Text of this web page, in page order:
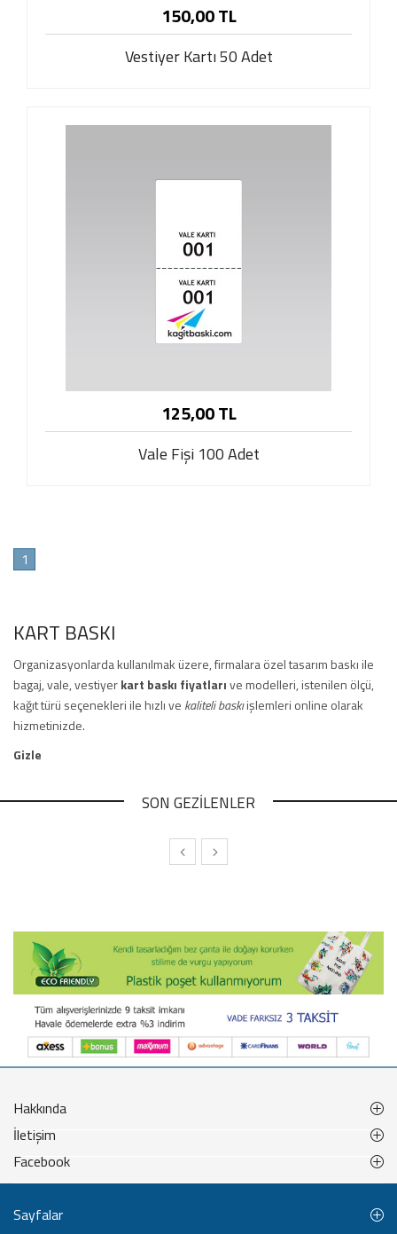
150,00 TL
Vestiyer Kartı 50 Adet
125,00 TL
Vale Fişi 100 Adet
1
KART BASKI
Organizasyonlarda kullanılmak üzere, firmalara özel tasarım baskı ile
bagaj, vale, vestiyerkart baskı fiyatlarıve modelleri, istenilen ölçü,
kağıt türü seçenekleri ile hızlı ve kaliteli baskıişlemleri online olarak
hizmetinizde.
Gizle
SON GEZİLENLER
Hakkında
İletişim
Facebook
Sayfalar